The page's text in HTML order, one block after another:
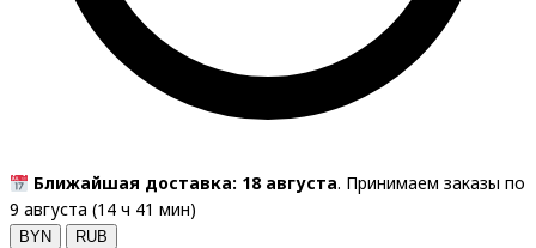
Ближайшая доставка: 18 августа. Принимаем заказы по
9 августа (14 ч 41 мин)
BYN RUB